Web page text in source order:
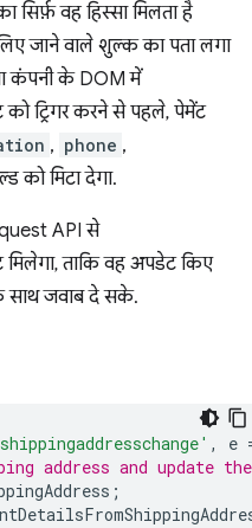
सिर्फ़ वह हिस्सा मिलता है
जाने वाले शुल्क का पता लगा
कंपनी के DOM में
को ट्रिगर करने से पहले, पेमेंट
, phone ,
को मिटा देगा.
API से
मिलेगा, ताकि वह अपडेट किए
जवाब दे सके.
, e
address and update
;